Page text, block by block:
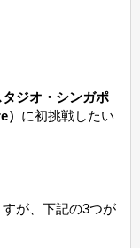
ジオ・シンガポ
に初挑戦したい
が、下記の3つが